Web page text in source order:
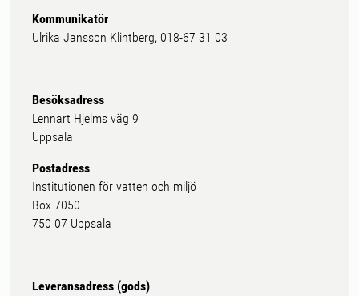
Kommunikatör
Ulrika Jansson Klintberg, 018-67 31 03
Besöksadress
Lennart Hjelms väg 9
Uppsala
Postadress
Institutionen för vatten och miljö
Box 7050
750 07 Uppsala
Leveransadress (gods)